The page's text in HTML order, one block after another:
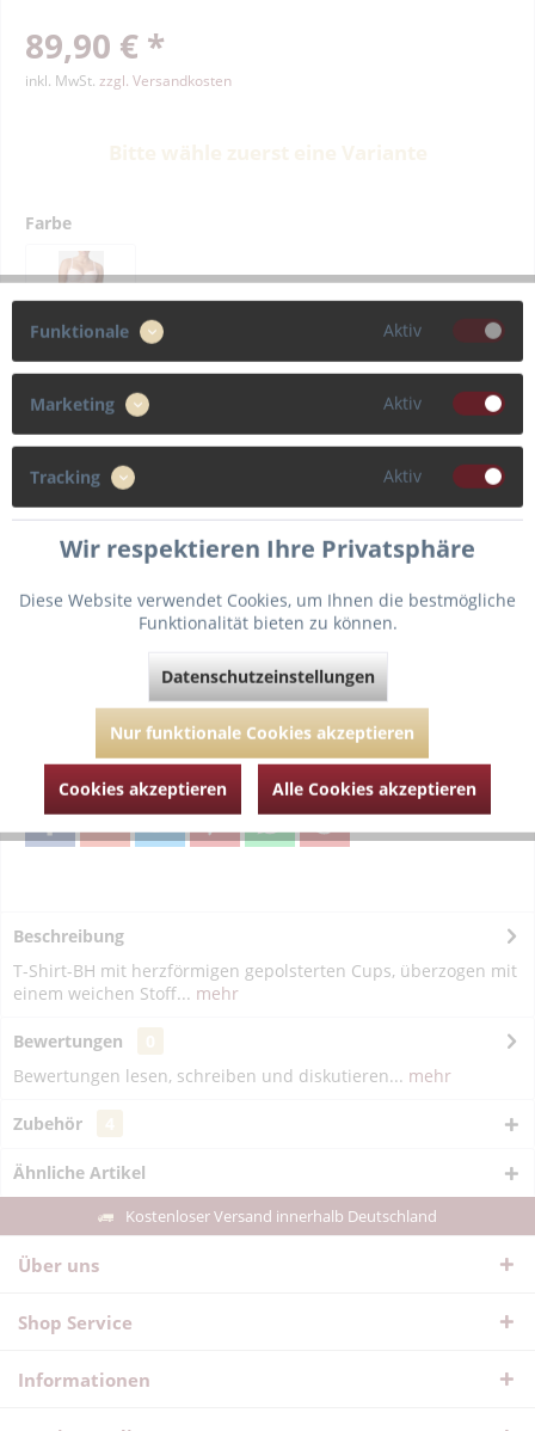
89,90 € *
inkl. MwSt. zzgl. Versandkosten
Farbe
Größe
E
In denWarenkorb
Fragen zum Artikel?
Artikel-Nr.: PDT024-2250-Vintage-Summer-90-E
Beschreibung
T-Shirt-BH mit herzförmigen gepolsterten Cups, überzogen mit
einem weichen Stoff... mehr
Bewertungen
Bewertungen lesen, schreiben und diskutieren... mehr
Zubehör
Ähnliche Artikel
Kostenloser Versand innerhalb Deutschland
Über uns
Shop Service
Informationen
Funktionale Aktiv
Marketing Aktiv
Tracking Aktiv
Wir respektieren Ihre Privatsphäre
Diese Website verwendet Cookies, um Ihnen die bestmögliche
Funktionalität bieten zu können.
Datenschutzeinstellungen
Nur funktionale Cookies akzeptieren
Cookies akzeptieren Alle Cookies akzeptieren